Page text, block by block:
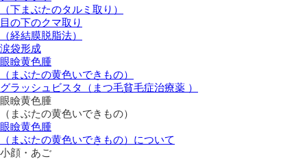
（下まぶたのタルミ取り）
目の下のクマ取り
（経結膜脱脂法）
涙袋形成
眼瞼黄色腫
（まぶたの黄色いできもの）
グラッシュビスタ（まつ毛貧毛症治療薬 ）
眼瞼黄色腫
（まぶたの黄色いできもの）
眼瞼黄色腫
（まぶたの黄色いできもの）について
小顔・あご